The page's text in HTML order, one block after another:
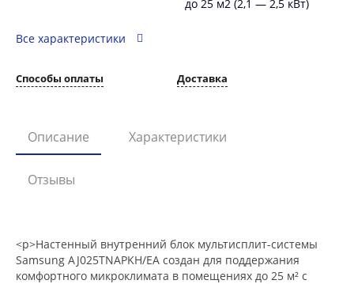
до 25 м2 (2,1 — 2,5 кВт)
Все характеристики
Способы оплаты Доставка
Описание Характеристики
Отзывы
<p>Настенный внутренний блок мультисплит-системы
Samsung AJ025TNAPKH/EA создан для поддержания
комфортного микроклимата в помещениях до 25 м² с